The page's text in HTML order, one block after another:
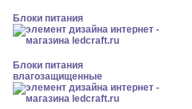
Блоки питания
Блоки питания
влагозащищенные